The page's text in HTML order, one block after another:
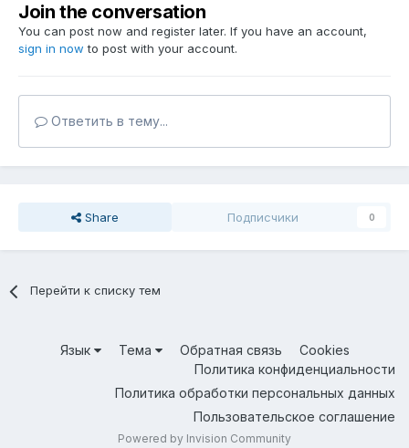
Join the conversation
You can post now and register later. If you have an account,
sign in now to post with your account.
Ответить в тему...
Share Подписчики 0
Перейти к списку тем
Язык Тема Обратная связь
Cookies
Политика конфиденциальности
Политика обработки персональных данных
Пользовательское соглашение
Powered by Invision Community